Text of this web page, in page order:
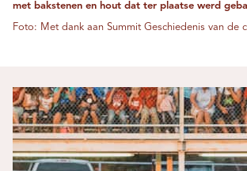
met bakstenen en hout dat ter plaatse werd
Foto: Met dank aan Summit Geschiedenis van de